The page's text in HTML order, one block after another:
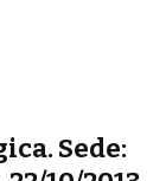
Sede: